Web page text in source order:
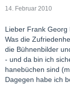
14. Februar 2010
Lieber Frank Georg
Was die
die Bühnenbilder
- und da bin ich
hanebüchen sind
Dagegen habe ich